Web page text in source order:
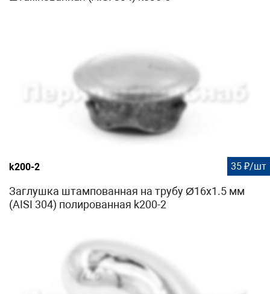
k200-2 35 ₽/шт
Заглушка штампованная на трубу Ø16x1.5 мм
(AISI 304) полированная k200-2